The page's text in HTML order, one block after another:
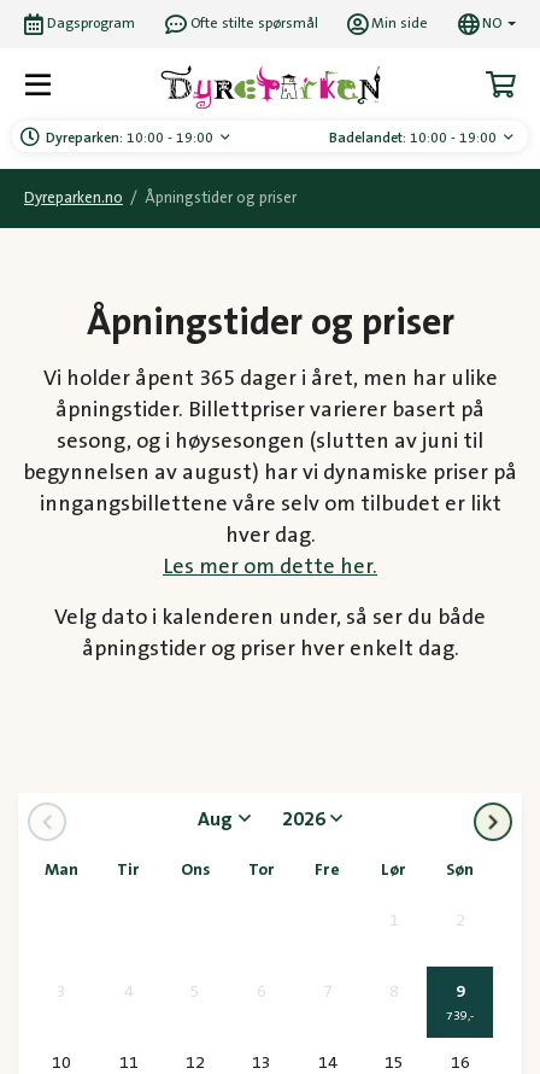
Dyreparken: 10:00 - 19:00 Badelandet: 10:00 - 19:00
Dagsprogram Ofte stilte spørsmål Min side NO
Dyreparken.no / Åpningstider og priser
Åpningstider og priser
Vi holder åpent 365 dager i året, men har ulike
åpningstider. Billettpriser varierer basert på
sesong, og i høysesongen (slutten av juni til
begynnelsen av august) har vi dynamiske priser på
inngangsbillettene våre selv om tilbudet er likt
hver dag.
Les mer om dette her.
Velg dato i kalenderen under, så ser du både
åpningstider og priser hver enkelt dag.
Aug 2026
Man Tir Ons Tor Fre Lør Søn
1 2
3 4 5 6 7 8 9
739,-
10 11 12 13 14 15 16